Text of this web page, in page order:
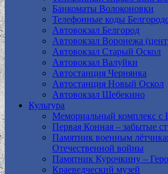
Банкоматы Волоконовки
Телефонные коды
Автовокзал Белгород
Автовокзал Воронежа
Автовокзал Старый Оскол
Автовокзал Валуйки
Автостанция Чернянка
Автостанция Новый Оскол
Автовокзал Шебекино
Культура
Мемориальный комплекс с
Первая Конная – забытые
Памятник военным
Отечественной войны
Памятник Курочкину –
Краеведческий музей